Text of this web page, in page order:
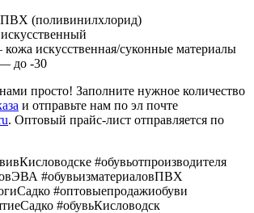
(поливинилхлорид)
искусственная/суконные материалы
до -30
просто! Заполните нужное количество
и отправьте нам по эл почте
. Оптовый прайс-лист отправляется по
#обувьотпроизводителя
#обувьизматериаловПВХ
#оптовыепродажиобуви
#обувьКисловодск